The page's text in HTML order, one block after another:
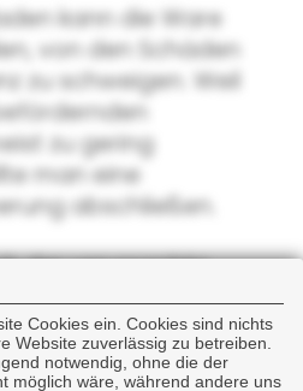
Cookies ein. Cookies sind nichts
Website zuverlässig zu betreiben.
notwendig, ohne die der
möglich wäre, während andere uns
kann die Ware
von den Schäden
zu schweigen. Weil
zu gering
man eine
abschließen.
der verursachte
ersetzen.